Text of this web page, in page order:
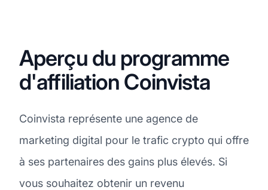
Aperçu du programme
d'affiliation Coinvista
Coinvista représente une agence de
marketing digital pour le trafic crypto qui offre
à ses partenaires des gains plus élevés. Si
vous souhaitez obtenir un revenu